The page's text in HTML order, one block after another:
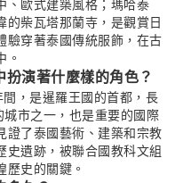
、歐式建築風格；瑪哈泰
的柴瓦塔那蘭寺，是觀賞日
驗穿著泰國傳統服飾，在古
。
演著什麼樣的角色？
，是暹羅王國的首都，長
市之一，也是重要的國際
證了泰國藝術、建築和宗教
史遺跡，被聯合國教科文組
歷史的關鍵。